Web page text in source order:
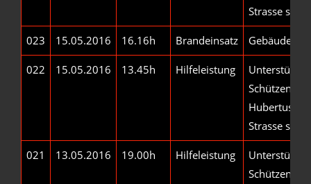
Strasse
023 15.05.2016 16.16h Brandeinsatz
022 15.05.2016 13.45h Hilfeleistung
Hubertus
Strasse
021 13.05.2016 19.00h Hilfeleistung